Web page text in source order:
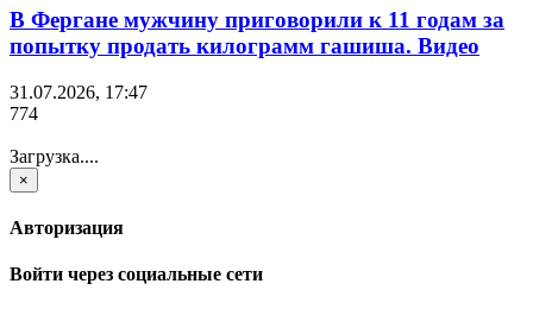
В Фергане мужчину приговорили к 11 годам за
попытку продать килограмм гашиша. Видео
31.07.2026, 17:47
774
Загрузка....
×
Авторизация
Войти через социальные сети